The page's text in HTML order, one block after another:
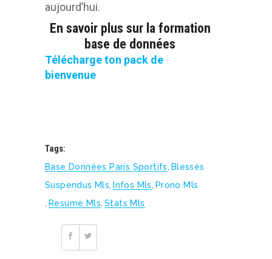
aujourd’hui.
En savoir plus sur la formation
base de données
Télécharge ton pack de
bienvenue
Tags:
Base Données Paris Sportifs, Blessés
Suspendus Mls, Infos Mls, Prono Mls
, Resume Mls, Stats Mls